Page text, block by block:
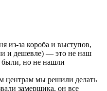
из-за короба и выступов,
и дешевле) — это не наш
но не нашли
центрам мы решили делать
замерщика, он все